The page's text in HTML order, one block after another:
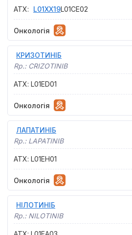
АТХ: L01XX19L01CE02
Онкологія
КРИЗОТИНІБ
Rp.: CRIZOTINIB
АТХ: L01ED01
Онкологія
ЛАПАТИНІБ
Rp.: LAPATINIB
АТХ: L01EH01
Онкологія
НІЛОТИНІБ
Rp.: NILOTINIB